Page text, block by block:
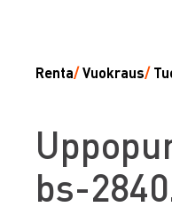
Renta/Vuokraus/
U
bs-